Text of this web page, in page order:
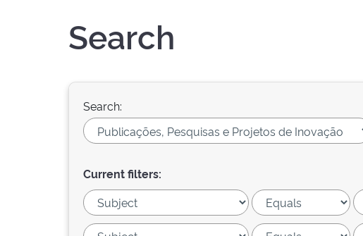
Search
Search:
Current filters: